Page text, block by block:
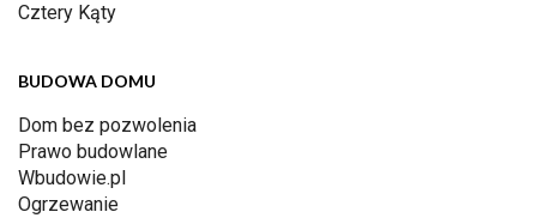
Cztery Kąty
BUDOWA DOMU
Dom bez pozwolenia
Prawo budowlane
Wbudowie.pl
Ogrzewanie